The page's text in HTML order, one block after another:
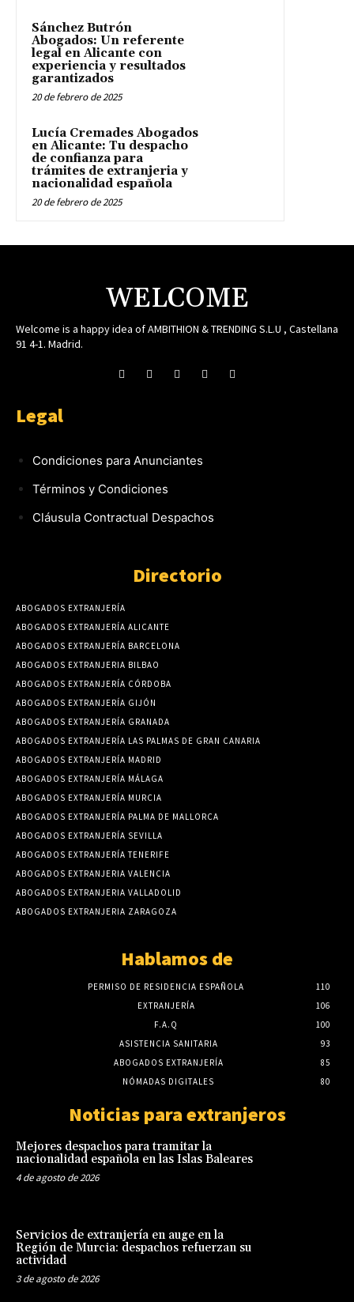
Sánchez Butrón
Abogados: Un referente
legal en Alicante con
experiencia y resultados
garantizados
20 de febrero de 2025
Lucía Cremades Abogados
en Alicante: Tu despacho
de confianza para
trámites de extranjeria y
nacionalidad española
20 de febrero de 2025
WELCOME
Welcome is a happy idea of AMBITHION & TRENDING S.L.U , Castellana
91 4-1. Madrid.
Legal
Condiciones para Anunciantes
Términos y Condiciones
Cláusula Contractual Despachos
Directorio
ABOGADOS EXTRANJERÍA
ABOGADOS EXTRANJERÍA ALICANTE
ABOGADOS EXTRANJERÍA BARCELONA
ABOGADOS EXTRANJERIA BILBAO
ABOGADOS EXTRANJERÍA CÓRDOBA
ABOGADOS EXTRANJERÍA GIJÓN
ABOGADOS EXTRANJERÍA GRANADA
ABOGADOS EXTRANJERÍA LAS PALMAS DE GRAN CANARIA
ABOGADOS EXTRANJERÍA MADRID
ABOGADOS EXTRANJERÍA MÁLAGA
ABOGADOS EXTRANJERÍA MURCIA
ABOGADOS EXTRANJERÍA PALMA DE MALLORCA
ABOGADOS EXTRANJERÍA SEVILLA
ABOGADOS EXTRANJERÍA TENERIFE
ABOGADOS EXTRANJERIA VALENCIA
ABOGADOS EXTRANJERIA VALLADOLID
ABOGADOS EXTRANJERIA ZARAGOZA
Hablamos de
PERMISO DE RESIDENCIA ESPAÑOLA
110
EXTRANJERÍA
106
F.A.Q
100
ASISTENCIA SANITARIA
93
ABOGADOS EXTRANJERÍA
85
NÓMADAS DIGITALES
80
Noticias para extranjeros
Mejores despachos para tramitar la
nacionalidad española en las Islas Baleares
4 de agosto de 2026
Servicios de extranjería en auge en la
Región de Murcia: despachos refuerzan su
actividad
3 de agosto de 2026